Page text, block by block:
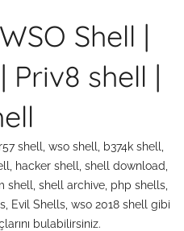
Shell |
Priv8 shell |
shell, wso shell, b374k shell,
hacker shell, shell download,
shell, shell archive, php shells,
Evil Shells, wso 2018 shell gibi
bulabilirsiniz.